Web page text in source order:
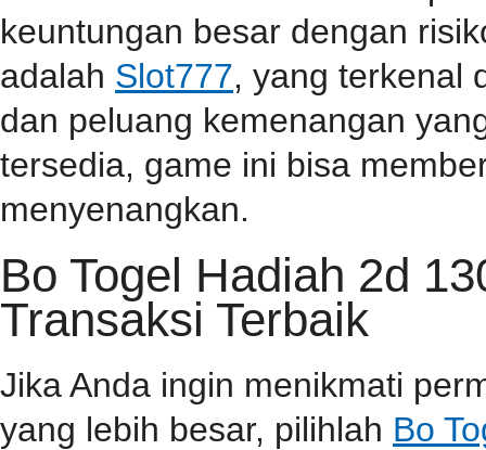
keuntungan besar dengan
adalah Slot777, yang terkenal
dan peluang kemenangan
tersedia, game ini bisa
menyenangkan.
Bo Togel Hadiah 2d
Transaksi Terbaik
Jika Anda ingin menikmati
yang lebih besar, pilihlah Bo